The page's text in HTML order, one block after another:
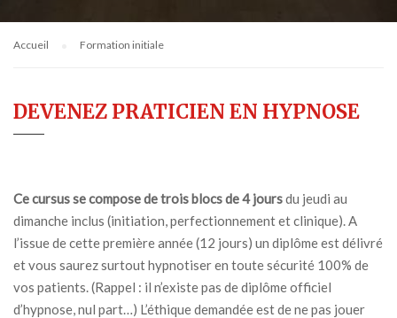
Accueil Formation initiale
DEVENEZ PRATICIEN EN HYPNOSE
Ce cursus se compose de trois blocs de 4 joursdu jeudi au
dimanche inclus (initiation, perfectionnement et clinique). A
l’issue de cette première année (12 jours) un diplôme est délivré
et vous saurez surtout hypnotiser en toute sécurité 100% de
vos patients. (Rappel : il n’existe pas de diplôme officiel
d’hypnose, nul part…) L’éthique demandée est de ne pas jouer